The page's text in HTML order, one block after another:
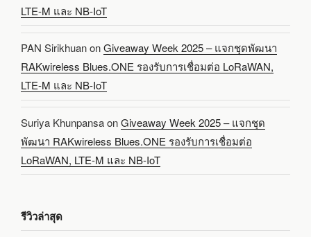
LTE-M และ NB-IoT
PAN SirikhuanonGiveaway Week 2025 – แจกชุดพัฒนา
RAKwireless Blues.ONE รองรับการเชื่อมต่อ LoRaWAN,
LTE-M และ NB-IoT
Suriya KhunpansaonGiveaway Week 2025 – แจกชุด
พัฒนา RAKwireless Blues.ONE รองรับการเชื่อมต่อ
LoRaWAN, LTE-M และ NB-IoT
รีวิวล่าสุด